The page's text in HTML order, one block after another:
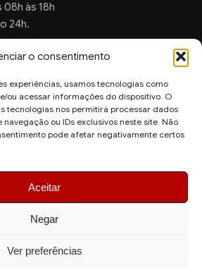
o consentimento
experiências, usamos tecnologias como
ou acessar informações do dispositivo. O
tecnologias nos permitirá processar dados
ou IDs exclusivos neste site. Não
pode afetar negativamente certos
Aceitar
Negar
Ver preferências
08h às 18h
24h.
os direitos reservados.